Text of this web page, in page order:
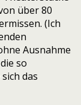
über 80
(Ich
Ausnahme
so
das